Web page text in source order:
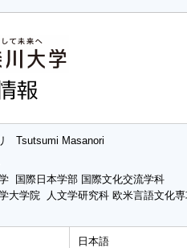
Tsutsumi Masanori
国際日本学部 国際文化交流学科
大学院 人文学研究科 欧米言語文化
日本語